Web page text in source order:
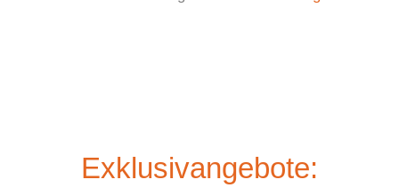
Exklusivangebote: